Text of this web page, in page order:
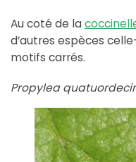
Au coté de la
d’autres espèces
motifs carrés.
Propylea